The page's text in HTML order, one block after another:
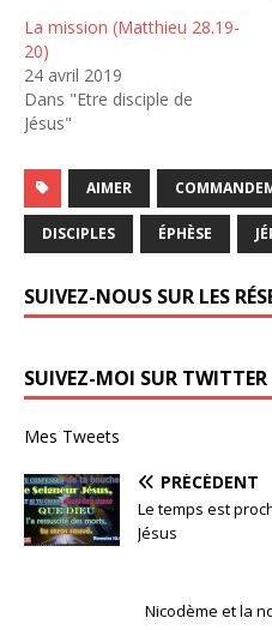
La mission (Matthieu 28.19-
20)
24 avril 2019
Dans "Etre disciple de
Jésus"
AIMER
DISCIPLES ÉPHÈSE
SUIVEZ-NOUS SUR LES
SUIVEZ-MOI SUR TWITTER
Mes Tweets
PRÉCÉDENT
Le temps est
Jésus
Nicodème et la